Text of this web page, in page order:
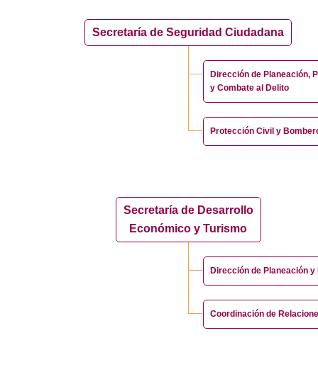
Secretaría de Seguridad Ciudadana
Dirección de Planeación,
y Combate al Delito
Protección Civil y
Secretaría de Desarrollo
Económico y Turismo
Dirección de Planeación
Coordinación de